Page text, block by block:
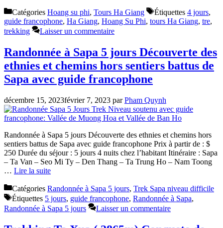
Catégories Hoang su phi, Tours Ha Giang Étiquettes 4 jours,
guide francophone, Ha Giang, Hoang Su Phi, tours Ha Giang, tre,
trekking
Laisser un commentaire
Randonnée à Sapa 5 jours Découverte des
ethnies et chemins hors sentiers battus de
Sapa avec guide francophone
décembre 15, 2023février 7, 2023 parPham Quynh
Randonnée à Sapa 5 jours Découverte des ethnies et chemins hors
sentiers battus de Sapa avec guide francophone Prix à partir de : $
250 Durée du séjour : 5 jours 4 nuits chez l’habitant Itinéraire : Sapa
– Ta Van – Seo Mi Ty – Den Thang – Ta Trung Ho – Nam Toong
… Lire la suite
Catégories Randonnée à Sapa 5 jours, Trek Sapa niveau difficile
Étiquettes 5 jours, guide francophone, Randonnée à Sapa,
Randonnée à Sapa 5 jours
Laisser un commentaire